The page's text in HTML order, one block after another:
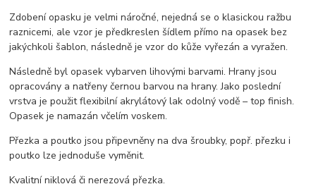
Zdobení opasku je velmi náročné, nejedná se o klasickou ražbu
raznicemi, ale vzor je předkreslen šídlem přímo na opasek bez
jakýchkoli šablon, následně je vzor do kůže vyřezán a vyražen.
Následně byl opasek vybarven lihovými barvami. Hrany jsou
opracovány a natřeny černou barvou na hrany. Jako poslední
vrstva je použit flexibilní akrylátový lak odolný vodě – top finish.
Opasek je namazán včelím voskem.
Přezka a poutko jsou připevněny na dva šroubky, popř. přezku i
poutko lze jednoduše vyměnit.
Kvalitní niklová či nerezová přezka.